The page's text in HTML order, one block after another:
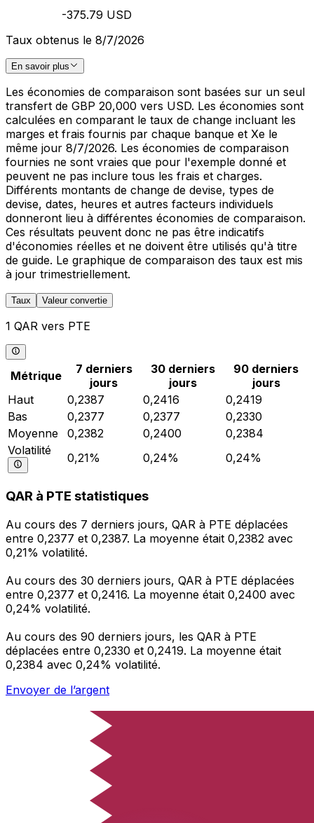
-375.79 USD
Taux obtenus le 8/7/2026
En savoir plus
Les économies de comparaison sont basées sur un seul
transfert de GBP 20,000 vers USD. Les économies sont
calculées en comparant le taux de change incluant les
marges et frais fournis par chaque banque et Xe le
même jour 8/7/2026. Les économies de comparaison
fournies ne sont vraies que pour l'exemple donné et
peuvent ne pas inclure tous les frais et charges.
Différents montants de change de devise, types de
devise, dates, heures et autres facteurs individuels
donneront lieu à différentes économies de comparaison.
Ces résultats peuvent donc ne pas être indicatifs
d'économies réelles et ne doivent être utilisés qu'à titre
de guide. Le graphique de comparaison des taux est mis
à jour trimestriellement.
Taux Valeur convertie
1 QAR vers PTE
Métrique
7 derniers
jours
30 derniers
jours
90 derniers
jours
Haut
0,2387 0,2416
0,2419
Bas
0,2377 0,2377
0,2330
Moyenne
0,2382 0,2400
0,2384
Volatilité
0,21% 0,24% 0,24%
QAR à PTE statistiques
Au cours des 7 derniers jours, QAR à PTE déplacées
entre 0,2377 et 0,2387. La moyenne était 0,2382 avec
0,21% volatilité.
Au cours des 30 derniers jours, QAR à PTE déplacées
entre 0,2377 et 0,2416. La moyenne était 0,2400 avec
0,24% volatilité.
Au cours des 90 derniers jours, les QAR à PTE
déplacées entre 0,2330 et 0,2419. La moyenne était
0,2384 avec 0,24% volatilité.
Envoyer de l’argent
Gérez votre argent et vos devises lorsque vous
êtes en déplacement
L'application Xe réunit toutes les fonctionnalités
nécessaires pour vos transferts d'argent internationaux
et la gestion de vos devises. Convertissez des devises,
programmez des alertes de taux et transférez de
l'argent à l'étranger sans frais cachés. Téléchargez